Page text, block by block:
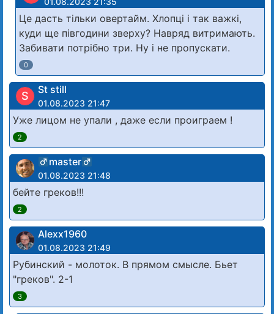
Це дасть тільки овертайм. Хлопці і так важкі,
куди ще півгодини зверху? Навряд витримають.
Забивати потрібно три. Ну і не пропускати.
0
S St still
01.08.2023 21:47
Уже лицом не упали , даже если проиграем !
2
master
01.08.2023 21:48
бейте греков!!!
2
Alexx1960
01.08.2023 21:49
Рубинский - молоток. В прямом смысле. Бьет
"греков". 2-1
3